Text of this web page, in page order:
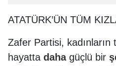
ATATÜRK’ÜN TÜM
Zafer Partisi,
hayatta dahagüçlü bir